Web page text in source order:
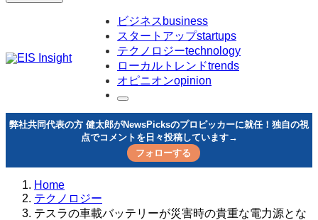
ビジネス business
スタートアップstartups
テクノロジーtechnology
ローカルトレンドtrends
オピニオンopinion
弊社共同代表の方 健太郎がNewsPicksのプロピッカーに就任！独自の視
点でコメントを日々投稿しています→
フォローする
Home
テクノロジー
テスラの車載バッテリーが災害時の貴重な電力源とな